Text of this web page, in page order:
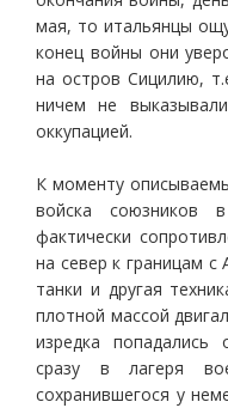
мая, то итальянцы
конец войны они
на остров Сицилию,
ничем не
оккупацией.
К моменту
войска союзников
фактически
на север к границам
танки и другая
плотной массой
изредка попадались
сразу в лагеря
сохранившегося у